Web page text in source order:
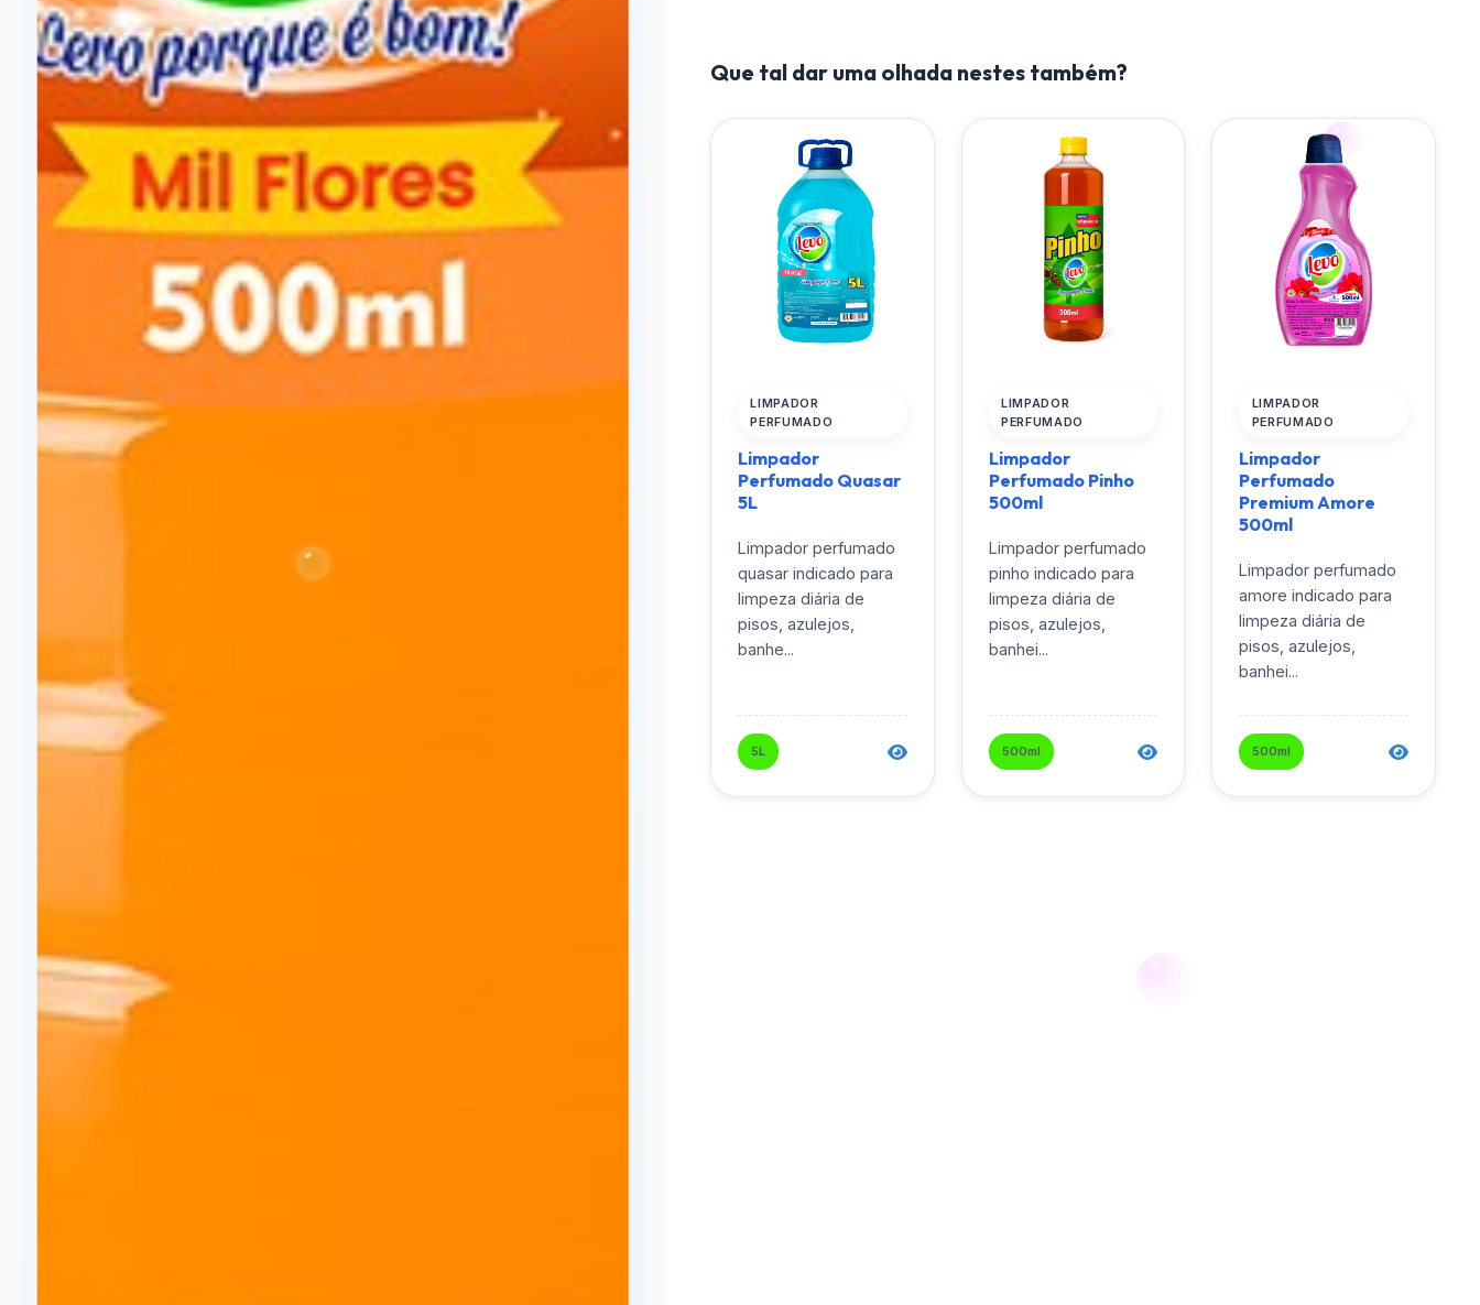
Que tal dar uma olhada nestes também?
LIMPADOR
PERFUMADO
Limpador
Perfumado Quasar
5L
Limpador perfumado
quasar indicado para
limpeza diária de
pisos, azulejos,
banhe...
5L
LIMPADOR
PERFUMADO
Limpador
Perfumado Pinho
500ml
Limpador perfumado
pinho indicado para
limpeza diária de
pisos, azulejos,
banhei...
500ml
LIMPADOR
PERFUMADO
Limpador
Perfumado
Premium Amore
500ml
Limpador perfumado
amore indicado para
limpeza diária de
pisos, azulejos,
banhei...
500ml